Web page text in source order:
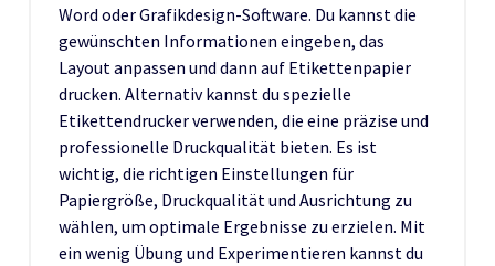
Word oder Grafikdesign-Software. Du kannst die
gewünschten Informationen eingeben, das
Layout anpassen und dann auf Etikettenpapier
drucken. Alternativ kannst du spezielle
Etikettendrucker verwenden, die eine präzise und
professionelle Druckqualität bieten. Es ist
wichtig, die richtigen Einstellungen für
Papiergröße, Druckqualität und Ausrichtung zu
wählen, um optimale Ergebnisse zu erzielen. Mit
ein wenig Übung und Experimentieren kannst du